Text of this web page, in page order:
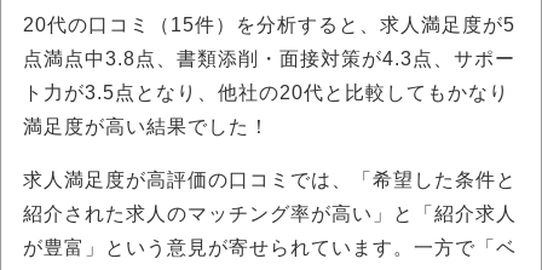
20代の口コミ（15件）を分析すると、求人満足度が5
点満点中3.8点、書類添削・面接対策が4.3点、サポー
ト力が3.5点となり、他社の20代と比較してもかなり
満足度が高い結果でした！
求人満足度が高評価の口コミでは、「希望した条件と
紹介された求人のマッチング率が高い」と「紹介求人
が豊富」という意見が寄せられています。一方で「ベ